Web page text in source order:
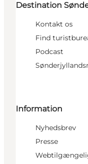
Destination
Kontakt os
Find
Podcast
Information
Nyhedsbrev
Presse